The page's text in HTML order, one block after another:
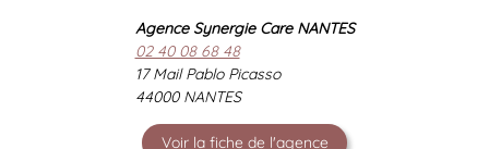
Agence Synergie Care NANTES
02 40 08 68 48
17 Mail Pablo Picasso
44000 NANTES
Voir la fiche de l'agence